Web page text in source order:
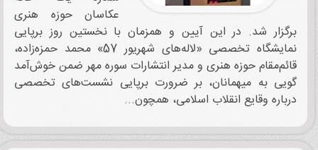
عکاسان حوزه هنری
برگزار شد. در این آیین و همزمان با نخستین روز برپایی
نمایشگاه تخصصی «لاله‌های شهریور 57» محمد حمزه‌زاده،
قائم‌مقام حوزه هنری و مدیر انتشارات سوره مهر ضمن خوش‌آمد
گویی به میهمانان، بر ضرورت برپایی نشست‌های تخصصی
درباره وقایع انقلاب اسلامی، همچون...